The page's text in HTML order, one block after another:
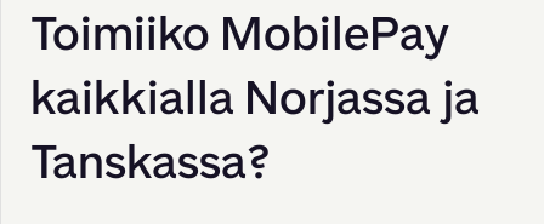
Toimiiko MobilePay
kaikkialla Norjassa ja
Tanskassa?